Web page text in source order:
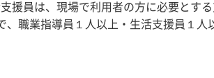
援員は、現場で利用者の方に必要とす
職業指導員１人以上・生活支援員１人